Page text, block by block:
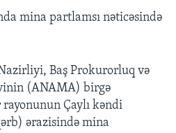
mina partlamsı nəticəsində
Baş Prokurorluq və
(ANAMA) birgə
Çaylı kəndi
ərazisində mina